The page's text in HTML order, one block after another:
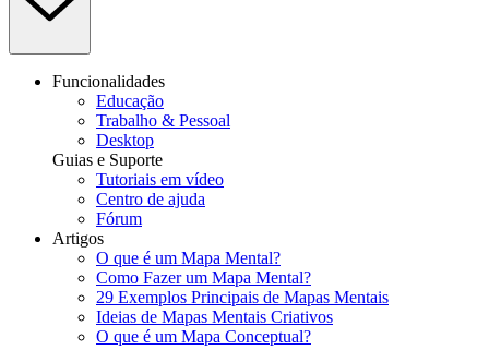
Funcionalidades
Educação
Trabalho & Pessoal
Desktop
Guias e Suporte
Tutoriais em vídeo
Centro de ajuda
Fórum
Artigos
O que é um Mapa Mental?
Como Fazer um Mapa Mental?
29 Exemplos Principais de Mapas Mentais
Ideias de Mapas Mentais Criativos
O que é um Mapa Conceptual?